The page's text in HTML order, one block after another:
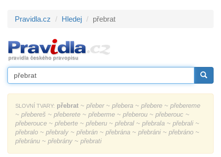
Pravidla.cz Hledej přebrat
SLOVNÍ TVARY: přebrat ~ přeber ~ přebera ~ přebere ~ přebereme
~ přebereš ~ přeberete ~ přeberme ~ přeberou ~ přeberouc ~
přeberouce ~ přeberte ~ přeberu ~ přebral ~ přebrala ~ přebrali ~
přebralo ~ přebraly ~ přebrán ~ přebrána ~ přebráni ~ přebráno ~
přebránu ~ přebrány ~ přebrati